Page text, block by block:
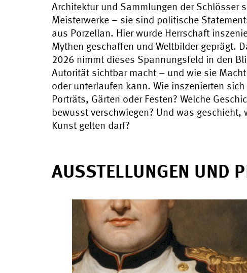
Architektur und Sammlungen der Schlösser
Meisterwerke – sie sind politische
aus Porzellan. Hier wurde Herrschaft
Mythen geschaffen und Weltbilder geprägt.
2026 nimmt dieses Spannungsfeld in den
Autorität sichtbar macht – und wie sie
oder unterlaufen kann. Wie inszenierten
Porträts, Gärten oder Festen? Welche
bewusst verschwiegen? Und was
Kunst gelten darf?
AUSSTELLUNGEN UND